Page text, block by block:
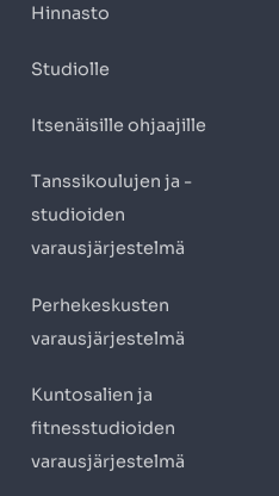
Hinnasto
Studiolle
Itsenäisille ohjaajille
Tanssikoulujen ja -
studioiden
varausjärjestelmä
Perhekeskusten
varausjärjestelmä
Kuntosalien ja
fitnesstudioiden
varausjärjestelmä